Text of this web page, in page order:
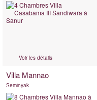
Voir les détails
Villa Mannao
Seminyak